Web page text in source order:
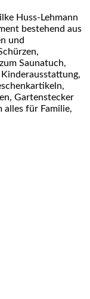
Huss-Lehmann
bestehend aus
und
Saunatuch,
Gartenstecker
alles für Familie,